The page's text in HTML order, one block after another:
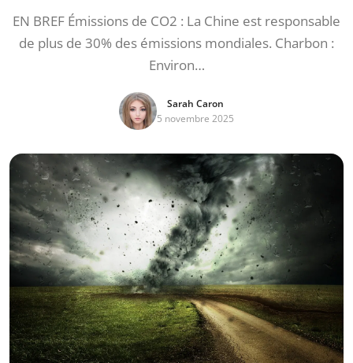
EN BREF Émissions de CO2 : La Chine est responsable
de plus de 30% des émissions mondiales. Charbon :
Environ…
Sarah Caron
5 novembre 2025